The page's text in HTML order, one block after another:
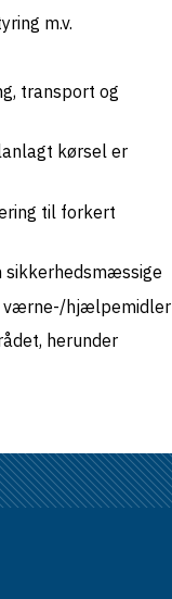
m.v.
transport og
kørsel er
til forkert
sikkerhedsmæssige
værne-/hjælpemidler
herunder